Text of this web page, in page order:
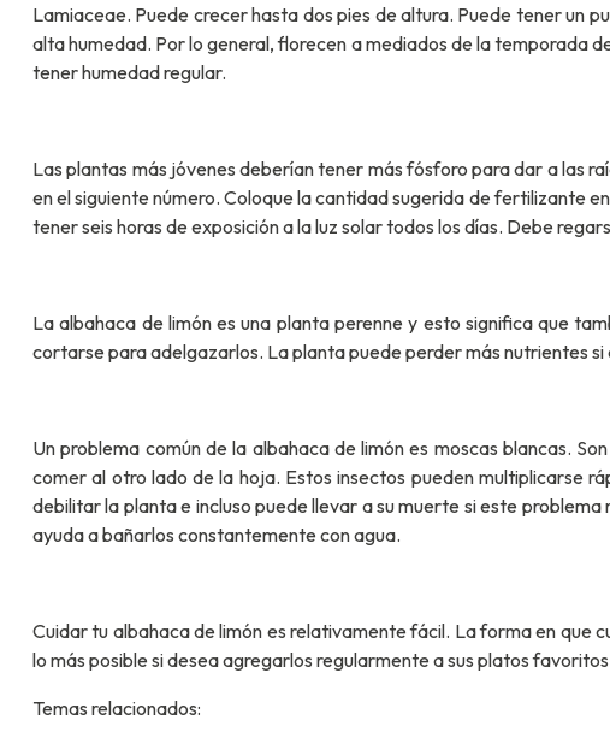
Lamiaceae. Puede crecer hasta dos pies de altura. Puede tener un
alta humedad. Por lo general, florecen a mediados de la temporada
tener humedad regular.
Las plantas más jóvenes deberían tener más fósforo para dar a las
en el siguiente número. Coloque la cantidad sugerida de fertilizante
tener seis horas de exposición a la luz solar todos los días. Debe
La albahaca de limón es una planta perenne y esto significa que
cortarse para adelgazarlos. La planta puede perder más nutrientes
Un problema común de la albahaca de limón es moscas blancas.
comer al otro lado de la hoja. Estos insectos pueden multiplicarse
debilitar la planta e incluso puede llevar a su muerte si este
ayuda a bañarlos constantemente con agua.
Cuidar tu albahaca de limón es relativamente fácil. La forma en que
lo más posible si desea agregarlos regularmente a sus platos
Temas relacionados: